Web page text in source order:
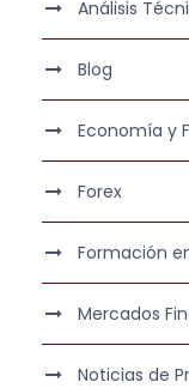
Análisis
Blog
Economía y
Forex
Formación
Mercados
Noticias de